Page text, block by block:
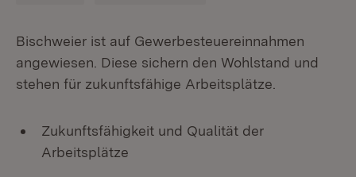
Bischweier ist auf Gewerbesteuereinnahmen
angewiesen. Diese sichern den Wohlstand und
stehen für zukunftsfähige Arbeitsplätze.
Zukunftsfähigkeit und Qualität der
Arbeitsplätze